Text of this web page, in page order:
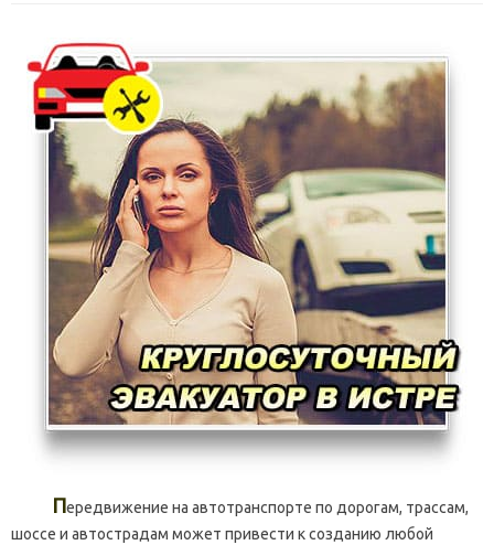
Передвижение на автотранспорте по дорогам, трассам,
шоссе и автострадам может привести к созданию любой